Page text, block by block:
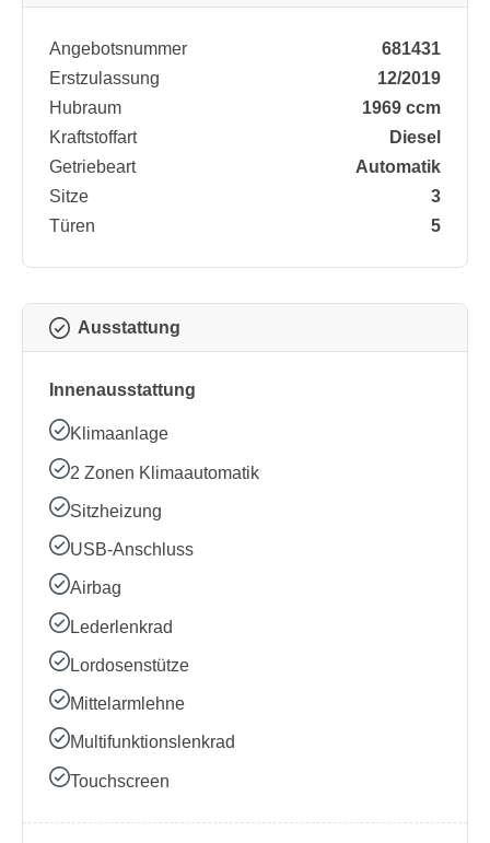
Angebotsnummer
681431
Erstzulassung
12/2019
Hubraum
1969 ccm
Kraftstoffart
Diesel
Getriebeart
Automatik
Sitze
3
Türen
5
Ausstattung
Innenausstattung
Klimaanlage
2 Zonen Klimaautomatik
Sitzheizung
USB-Anschluss
Airbag
Lederlenkrad
Lordosenstütze
Mittelarmlehne
Multifunktionslenkrad
Touchscreen